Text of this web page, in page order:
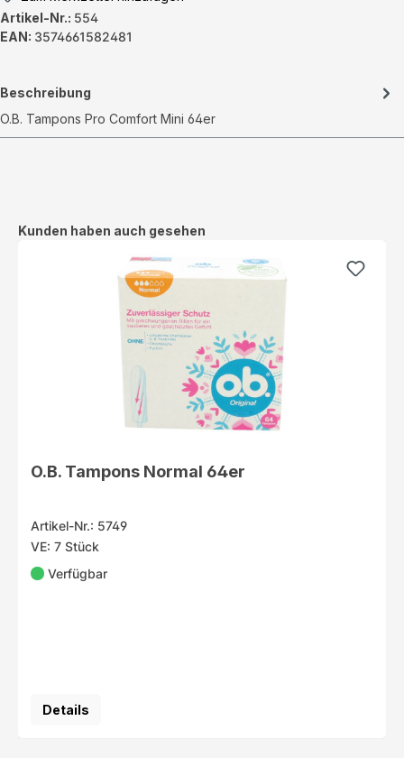
Artikel-Nr.: 554
EAN: 3574661582481
Beschreibung
O.B. Tampons Pro Comfort Mini 64er
Produktgalerie überspringen
Kunden haben auch gesehen
O.B. Tampons Normal 64er
Artikel-Nr.: 5749
VE: 7 Stück
Verfügbar
Details